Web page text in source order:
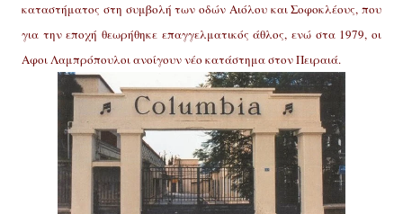
καταστήματος στη συμβολή των οδών Αιόλου και Σοφοκλέους, που
για την εποχή θεωρήθηκε επαγγελματικός άθλος, ενώ στα1979, οι
Αφοι Λαμπρόπουλοι ανοίγουν νέο κατάστημα στον Πειραιά.